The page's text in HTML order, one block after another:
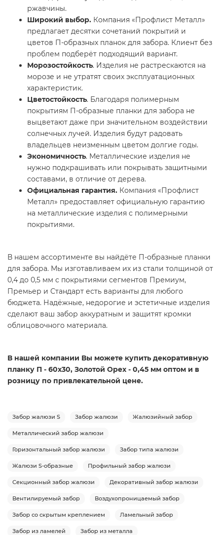
ржавчины.
Широкий выбор. Компания «Профлист Металл»
предлагает десятки сочетаний покрытий и
цветов П-образных планок для забора. Клиент без
проблем подберёт подходящий вариант.
Морозостойкость. Изделия не растрескаются на
морозе и не утратят своих эксплуатационных
характеристик.
Цветостойкость. Благодаря полимерным
покрытиям П-образные планки для забора не
выцветают даже при значительном воздействии
солнечных лучей. Изделия будут радовать
владельцев неизменным цветом долгие годы.
Экономичность. Металлические изделия не
нужно подкрашивать или покрывать защитными
составами, в отличие от дерева.
Официальная гарантия. Компания «Профлист
Металл» предоставляет официальную гарантию
на металлические изделия с полимерными
покрытиями.
В нашем ассортименте вы найдёте П-образные планки
для забора. Мы изготавливаем их из стали толщиной от
0,4 до 0,5 мм с покрытиями сегментов Премиум,
Премьер и Стандарт есть варианты для любого
бюджета. Надёжные, недорогие и эстетичные изделия
сделают ваш забор аккуратным и защитят кромки
облицовочного материала.
В нашей компании Вы можете купить декоративную
планку П - 60х30, Золотой Орех - 0,45 мм оптом и в
розницу по привлекательной цене.
Забор жалюзи S Забор жалюзи Жалюзийный забор
Металлический забор жалюзи
Горизонтальный забор жалюзи Забор типа жалюзи
Жалюзи S-образные Профильный забор жалюзи
Секционный забор жалюзи Декоративный забор жалюзи
Вентилируемый забор Воздухопроницаемый забор
Забор со скрытым креплением Ламельный забор
Забор из ламелей Забор из металла